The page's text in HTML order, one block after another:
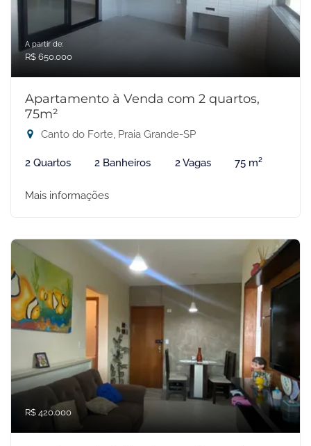
A partir de:
R$ 650.000
Apartamento à Venda com 2 quartos,
75m²
Canto do Forte, Praia Grande-SP
2 Quartos 2 Banheiros 2 Vagas 75 m²
Mais informações
R$ 420.000